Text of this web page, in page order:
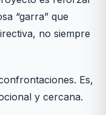
“garra” que
no siempre
Es,
y cercana.